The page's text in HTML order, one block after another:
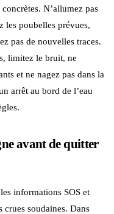
N’allumez pas
les poubelles prévues,
pas de nouvelles traces.
limitez le bruit, ne
et ne nagez pas dans la
arrêt au bord de l’eau
avant de quitter
informations SOS et
crues soudaines. Dans